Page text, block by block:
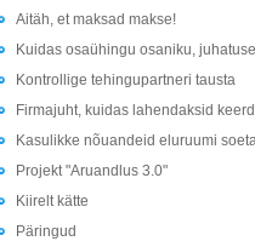
Aitäh, et maksad makse!
Kuidas osaühingu osaniku,
Kontrollige tehingupartneri tausta
Firmajuht, kuidas lahendaksid
Kasulikke nõuandeid eluruumi
Projekt "Aruandlus 3.0"
Kiirelt kätte
Päringud